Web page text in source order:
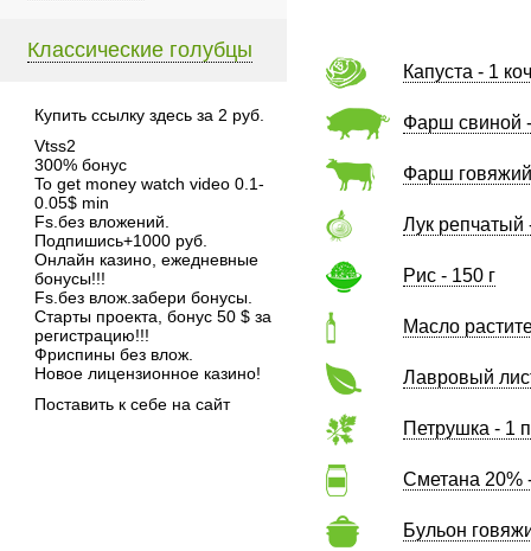
Классические голубцы
Купить ссылку здесь за 2 руб.
Vtss2
300% бонус
To get money watch video 0.1-
0.05$ min
Fs.без вложений.
Подпишись+1000 руб.
Онлайн казино, ежедневные
бонусы!!!
Fs.без влож.забери бонусы.
Старты проекта, бонус 50 $ за
регистрацию!!!
Фриспины без влож.
Новое лицензионное казино!
Поставить к себе на сайт
Капуста - 1
Фарш свиной
Фарш
Лук репчатый
Рис - 150 г
Масло
Лавровый
Петрушка - 1
Сметана 20%
Бульон